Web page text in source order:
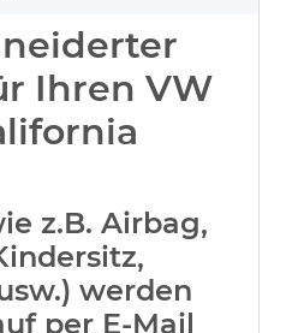
Ihren VW
z.B. Airbag,
werden
per E-Mail